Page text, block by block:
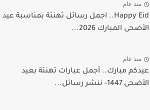
منذ عام
Happy Eid.. اجمل رسائل تهنئة بمناسبة عيد
المبارك 2026...
منذ عام
مبارك.. أجمل عبارات تهنئة بعيد
1447- ننشر رسائل...